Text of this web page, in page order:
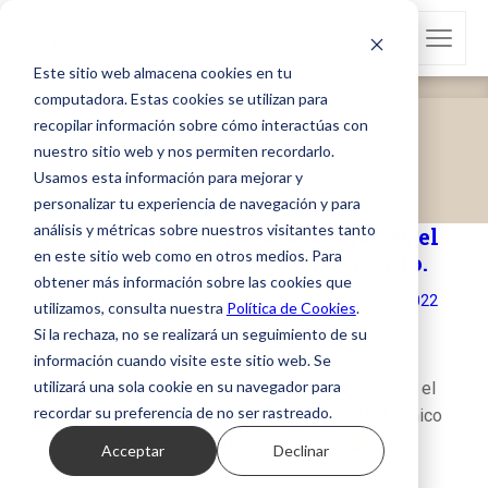
Este sitio web almacena cookies en tu
computadora. Estas cookies se utilizan para
recopilar información sobre cómo interactúas con
nuestro sitio web y nos permiten recordarlo.
Usamos esta información para mejorar y
personalizar tu experiencia de navegación y para
análisis y métricas sobre nuestros visitantes tanto
en este sitio web como en otros medios. Para
obtener más información sobre las cookies que
utilizamos, consulta nuestra Política de Cookies.
Si la rechaza, no se realizará un seguimiento de su
información cuando visite este sitio web. Se
utilizará una sola cookie en su navegador para
recordar su preferencia de no ser rastreado.
Acceptar Declinar
Tag Archives: productos
Portada productos
Guía definitiva para saber qué es el
Ácido Hialurónico y como usarlo.
by YasuriMayari Ingredientes 13 de junio de 2022
Uno de los principios activos más eficaces para el
#rejuvenecimiento de la piel es el Ácido Hialurónico
Descubre todos los secretos